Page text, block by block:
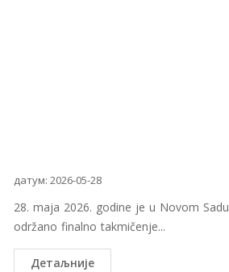
датум: 2026-05-28
28. maja 2026. godine je u Novom Sadu
održano finalno takmičenje...
Детаљније